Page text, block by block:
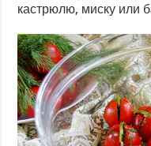
кастрюлю, миску или